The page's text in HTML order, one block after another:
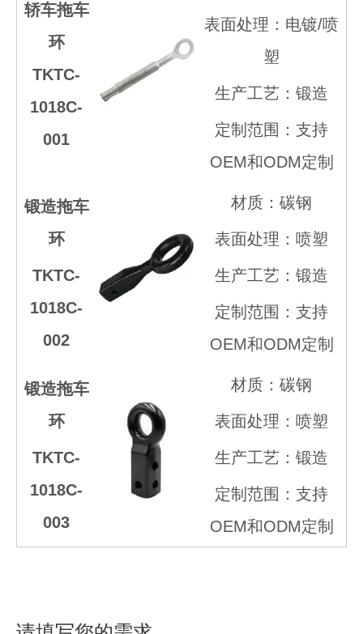
轿车拖车
环
TKTC-
1018C-
001
表面处理：电镀/喷
塑
生产工艺：锻造
定制范围：支持
OEM和ODM定制
锻造拖车
环
TKTC-
1018C-
002
材质：碳钢
表面处理：喷塑
生产工艺：锻造
定制范围：支持
OEM和ODM定制
锻造拖车
环
TKTC-
1018C-
003
材质：碳钢
表面处理：喷塑
生产工艺：锻造
定制范围：支持
OEM和ODM定制